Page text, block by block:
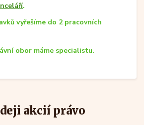
.
vyřešíme do 2 pracovních
obor máme specialistu.
akcií právo